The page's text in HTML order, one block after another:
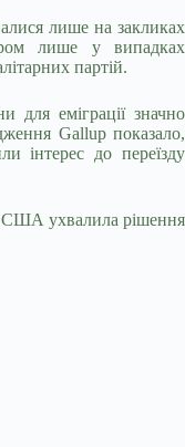
лише на закликах
лише у випадках
партій.
для еміграції значно
Gallup показало,
інтерес до переїзду
США ухвалила рішення